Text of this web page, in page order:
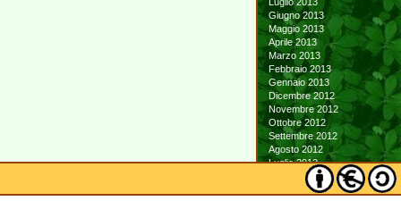
Giugno 2013
Maggio 2013
Aprile 2013
Marzo 2013
Febbraio 2013
Gennaio 2013
Dicembre 2012
Novembre 2012
Ottobre 2012
Settembre 2012
Agosto 2012
Luglio 2012
Giugno 2012
Maggio 2012